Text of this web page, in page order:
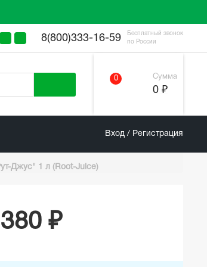
8(800)333-16-59
Бесплатный звонок
по России
0 Сумма
0 ₽
Вход / Регистрация
Джус" 1 л (Root-Juice)
₽